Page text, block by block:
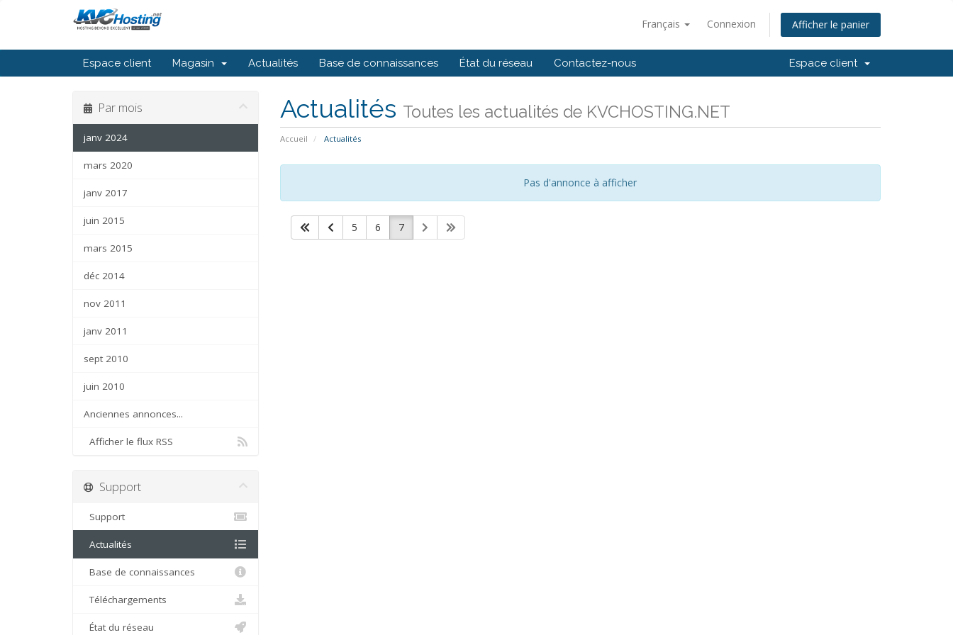
Français Connexion Afficher le panier
Espace client Magasin Actualités Base de connaissances État du réseau Contactez-nous Espace client
Actualités Toutes les actualités de KVCHOSTING.NET
Accueil Actualités
Par mois
janv 2024
mars 2020
janv 2017
juin 2015
mars 2015
déc 2014
nov 2011
janv 2011
sept 2010
juin 2010
Anciennes annonces...
Afficher le flux RSS
Pas d'annonce à afficher
5 6 7
Support
Support
Actualités
Base de connaissances
Téléchargements
État du réseau